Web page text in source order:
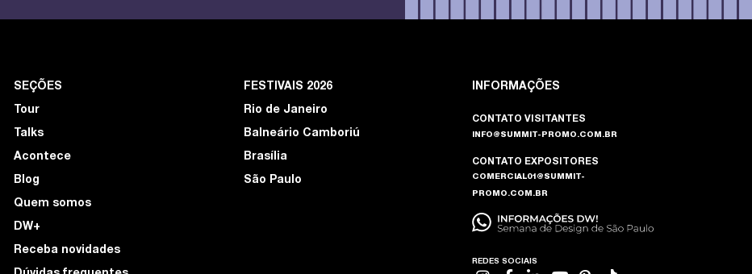
SEÇÕES
Tour
Talks
Acontece
Blog
Quem somos
DW+
Receba novidades
FESTIVAIS 2026
Rio de Janeiro
Balneário Camboriú
Brasília
São Paulo
INFORMAÇÕES
CONTATO VISITANTES
INFO@SUMMIT-PROMO.COM.BR
CONTATO EXPOSITORES
COMERCIAL01@SUMMIT-
PROMO.COM.BR
REDES SOCIAIS